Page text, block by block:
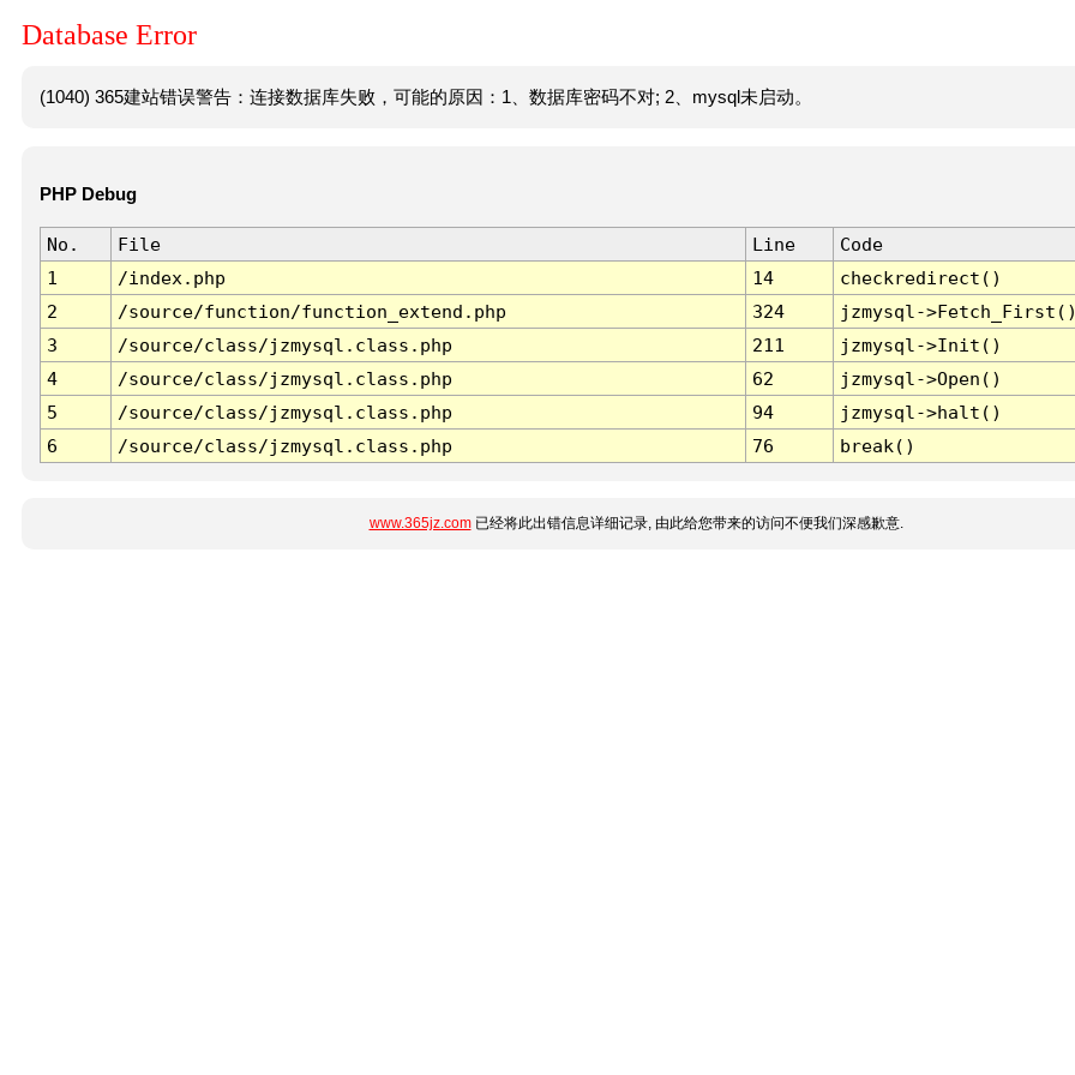
Database Error
(1040) 365建站错误警告：连接数据库失败，可能的原因：1、数据库密码不对; 2、mysql未启动。
PHP Debug
No. File Line
Code
1
/index.php 14
checkredirect()
2
/source/function/function_extend.php 324
jzmysql-
3
/source/class/jzmysql.class.php 211
jzmysql->Init()
4
/source/class/jzmysql.class.php 62
jzmysql->Open()
5
/source/class/jzmysql.class.php 94
jzmysql->halt()
6
/source/class/jzmysql.class.php 76 break()
www.365jz.com已经将此出错信息详细记录, 由此给您带来的访问不便我们深感歉意.